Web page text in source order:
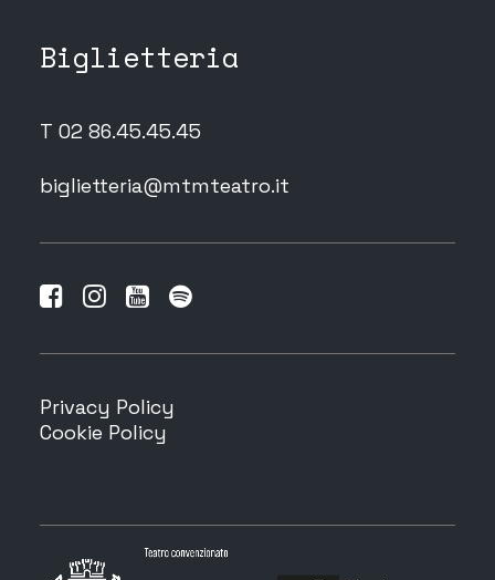
Biglietteria
T 02 86.45.45.45
biglietteria@mtmteatro.it
Privacy Policy
Cookie Policy